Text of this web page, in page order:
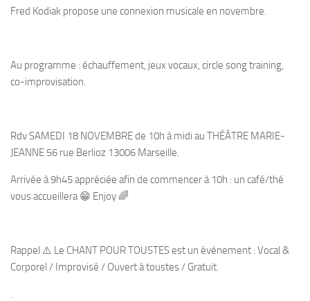
Fred Kodiak propose une connexion musicale en novembre.
Au programme : échauffement, jeux vocaux, circle song training,
co-improvisation.
Rdv SAMEDI 18 NOVEMBRE de 10h à midi au THÉÂTRE MARIE-
JEANNE 56 rue Berlioz 13006 Marseille.
Arrivée à 9h45 appréciée afin de commencer à 10h : un café/thé
vous accueillera 😁 Enjoy 🌈
Rappel ⚠️ Le CHANT POUR TOUSTES est un événement : Vocal &
Corporel / Improvisé / Ouvert à toustes / Gratuit.
.